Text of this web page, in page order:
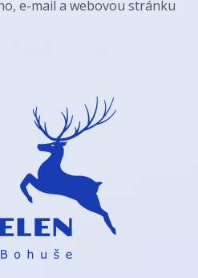
e-mail a webovou stránku